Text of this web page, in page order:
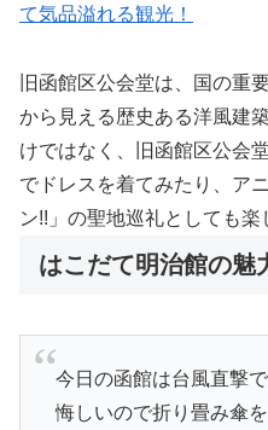
て気品溢れる観光！
旧函館区公会堂は、国の重
から見える歴史ある洋風建
けではなく、旧函館区公会
でドレスを着てみたり、ア
ン!!」の聖地巡礼としても楽
はこだて明治館の魅
今日の函館は台風直撃
悔しいので折り畳み傘